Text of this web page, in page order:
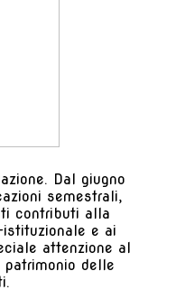
Dal giugno
semestrali,
contributi alla
e ai
attenzione al
delle